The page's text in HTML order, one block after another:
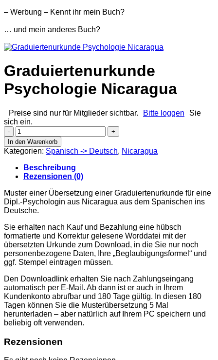
– Werbung – Kennt ihr mein Buch?
… und mein anderes Buch?
Graduiertenurkunde
Psychologie Nicaragua
Preise sind nur für Mitglieder sichtbar. Bitte loggen
Sie
sich ein.
Graduiertenurkunde
Psychologie
Nicaragua
Menge
In den Warenkorb
Kategorien: Spanisch -> Deutsch, Nicaragua
Beschreibung
Rezensionen (0)
Muster einer Übersetzung einer Graduiertenurkunde für eine
Dipl.-Psychologin aus Nicaragua aus dem Spanischen ins
Deutsche.
Sie erhalten nach Kauf und Bezahlung eine hübsch
formatierte und Korrektur gelesene Worddatei mit der
übersetzten Urkunde zum Download, in die Sie nur noch
personenbezogene Daten, Ihre „Beglaubigungsformel“ und
ggf. Stempel eintragen müssen.
Den Downloadlink erhalten Sie nach Zahlungseingang
automatisch per E-Mail. Ab dann ist er auch in Ihrem
Kundenkonto abrufbar und 180 Tage gültig. In diesen 180
Tagen können Sie die Musterübersetzung 5 Mal
herunterladen – aber natürlich auf Ihrem PC speichern und
beliebig oft verwenden.
Rezensionen